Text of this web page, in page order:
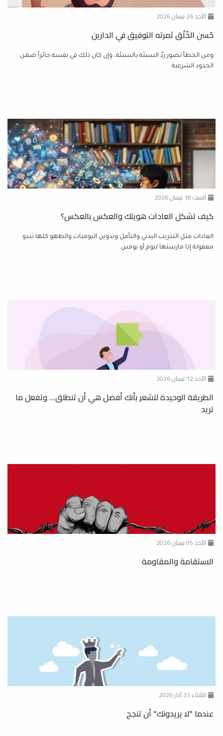
الأحد 26 نيسان 2026
حُسن الخُلُق ثمرته التوفيق في الدارين
ومن الخطأ تصور ردّ السيئة بالسيئة، وإن كان ذلك في نفسه جائزاً ضمن
الحدود الشرعية
السبت 18 نيسان 2026
كيف تشكل العادات هويتك والعكس بالعكس؟
العادات مثل التدريب البدني والتأمل وتدوين اليوميات والطهو كلها تبدو
معقولة إذا مارستها ليوم أو يومين
الأحد 12 نيسان 2026
الطريقة الوحيدة لتشعر بأنك أفضل هي أن تنطلق... وتفعل ما
تريد
الأحد 05 نيسان 2026
الاستقامة والمقاومة
الثلاثاء 31 آذار 2026
عندما "لا يريدونك" أن تنجح